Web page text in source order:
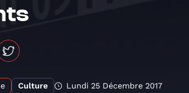
Culture Lundi 25 Décembre 2017